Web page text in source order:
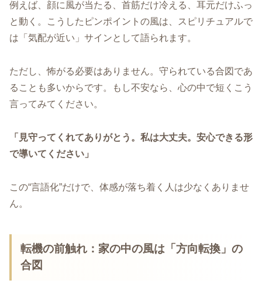
例えば、顔に風が当たる、首筋だけ冷える、耳元だけふっ
と動く。こうしたピンポイントの風は、スピリチュアルで
は「気配が近い」サインとして語られます。
ただし、怖がる必要はありません。守られている合図であ
ることも多いからです。もし不安なら、心の中で短くこう
言ってみてください。
「見守ってくれてありがとう。私は大丈夫。安心できる形
で導いてください」
この“言語化”だけで、体感が落ち着く人は少なくありませ
ん。
転機の前触れ：家の中の風は「方向転換」の
合図